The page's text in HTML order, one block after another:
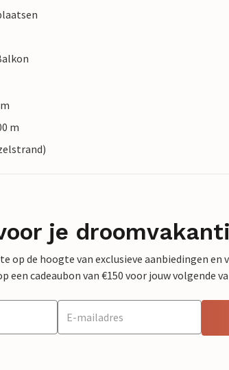
m
je
op de hoogte van exclusieve aanbiedingen en
een cadeaubon van €150 voor jouw volgende